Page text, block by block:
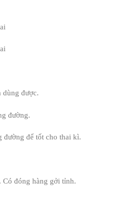
dùng được.
đường.
đường để tốt cho thai kì.
đóng hàng gởi tỉnh.